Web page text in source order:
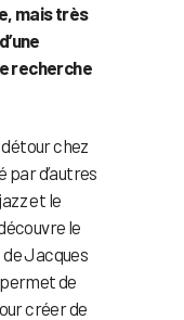
mais très
recherche
chez
d’autres
et le
le
Jacques
de
créer de